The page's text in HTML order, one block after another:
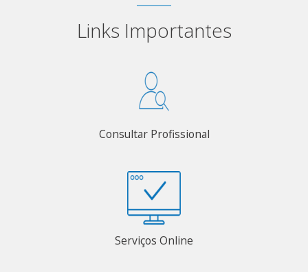
Links Importantes
Consultar Profissional
Serviços Online